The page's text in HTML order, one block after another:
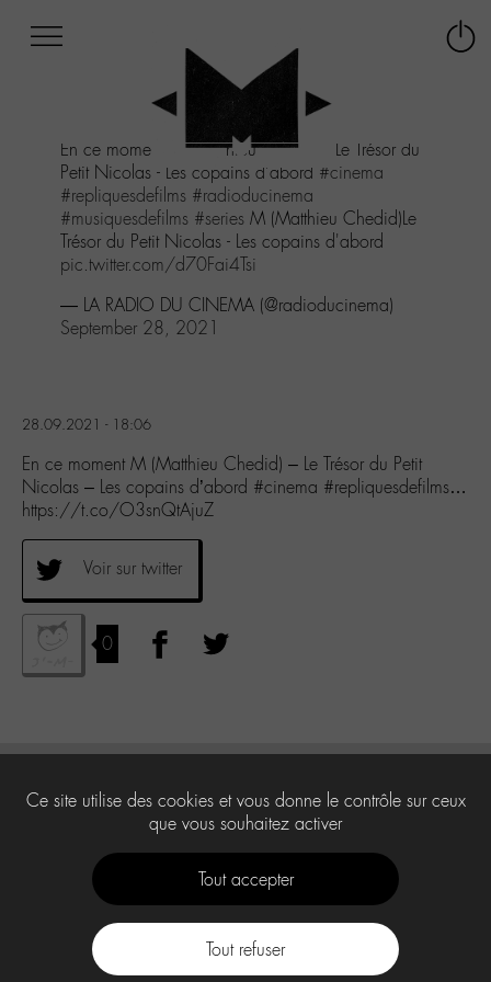
menu
Aller
contenu
Aller
recherche
En ce moment M (Matthieu Chedid) - Le Trésor du
Petit Nicolas - Les copains d'abord #cinema
#repliquesdefilms #radioducinema
#musiquesdefilms #series M (Matthieu Chedid)Le
Trésor du Petit Nicolas - Les copains d'abord
pic.twitter.com/d70Fai4Tsi
— LA RADIO DU CINEMA (@radioducinema)
September 28, 2021
28.09.2021 - 18:06
En ce moment M (Matthieu Chedid) – Le Trésor du Petit
Nicolas – Les copains d’abord #cinema #repliquesdefilms…
https://t.co/O3snQtAjuZ
Voir sur twitter
0
Ce site utilise des cookies et vous donne le contrôle sur ceux
que vous souhaitez activer
Tout accepter
Tout refuser